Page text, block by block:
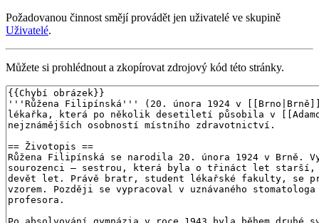
Požadovanou činnost smějí provádět jen uživatelé ve skupině
Uživatelé.
Můžete si prohlédnout a zkopírovat zdrojový kód této stránky.